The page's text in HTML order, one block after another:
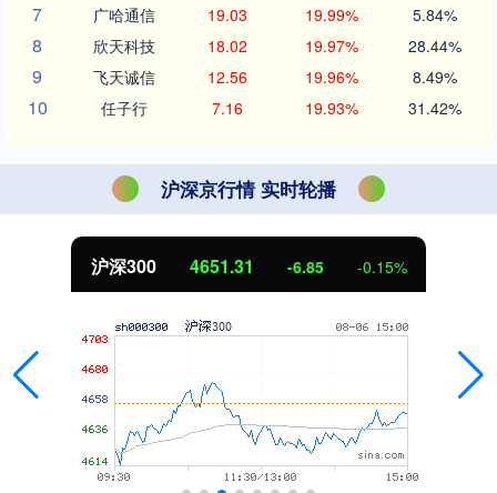
7 广哈通信 19.03 19.99% 5.84%
8 欣天科技 18.02 19.97% 28.44%
9 飞天诚信 12.56 19.96% 8.49%
10 任子行 7.16 19.93% 31.42%
沪深京行情 实时轮播
沪深300 4651.31 -6.85 -0.15%